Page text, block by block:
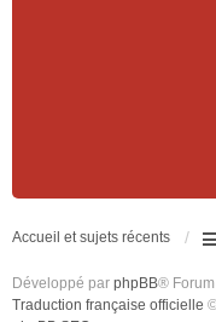
Accueil et sujets récents
Développé par phpBB®
Traduction française officielle